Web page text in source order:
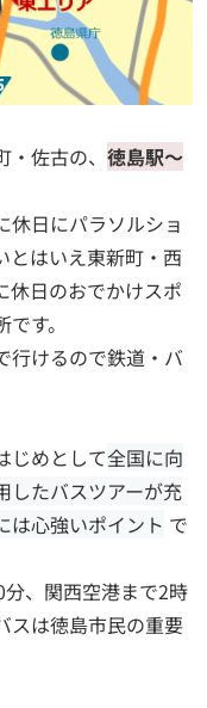
佐古の、 徳島駅～
休日にパラソルショ
とはいえ東新町・西
休日のおでかけスポ
す。
行けるので鉄道・バ
じめとして全国に向
したバスツアーが充
は心強いポイント で
、関西空港まで2時
スは徳島市民の重要